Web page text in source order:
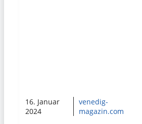
16. Januar
2024
venedig-
magazin.com